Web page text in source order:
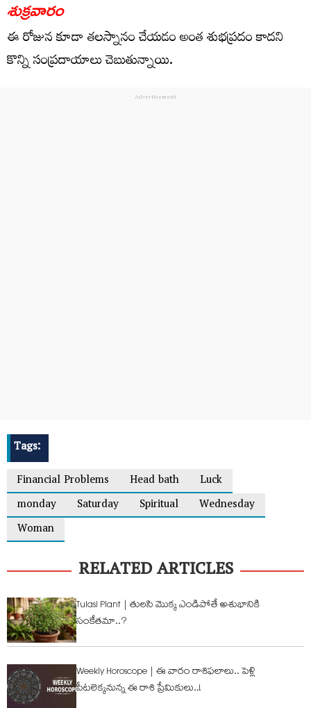
శుక్రవారం
ఈ రోజున కూడా తలస్నానం చేయడం అంత శుభప్రదం కాదని
కొన్ని సంప్రదాయాలు చెబుతున్నాయి.
Tags:
Financial Problems
Head bath
Luck
monday
Saturday Spiritual
Wednesday
Woman
RELATED ARTICLES
Tulasi Plant | తుల‌సి మొక్క ఎండిపోతే అశుభానికి
సంకేత‌మా..?
Weekly Horoscope | ఈ వారం రాశిఫ‌లాలు.. పెళ్లి
పీట‌లెక్క‌నున్న ఈ రాశి ప్రేమికులు..!